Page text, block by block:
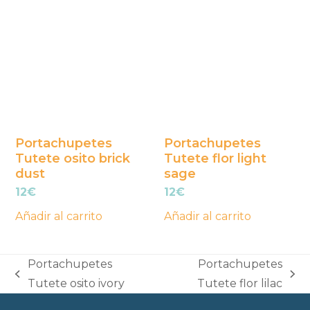
Portachupetes
Tutete osito brick
dust
12€
Añadir al carrito
Portachupetes
Tutete flor light
sage
12€
Añadir al carrito
previous
Portachupetes
Tutete osito ivory
Portachupetes
Tutete flor lilac